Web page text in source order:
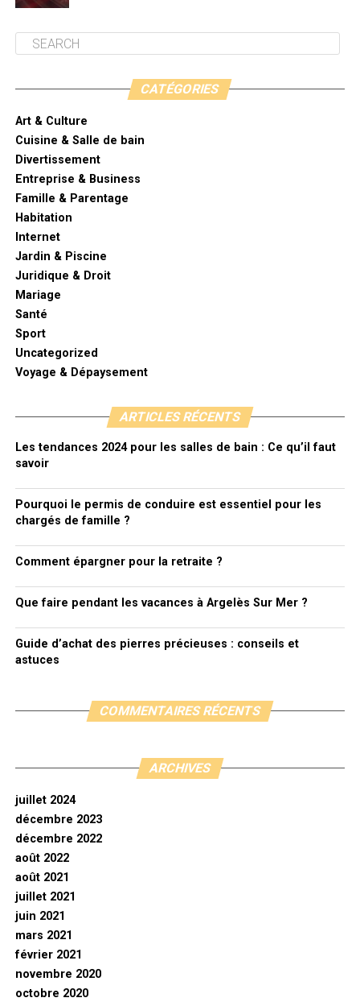
CATÉGORIES
Art & Culture
Cuisine & Salle de bain
Divertissement
Entreprise & Business
Famille & Parentage
Habitation
Internet
Jardin & Piscine
Juridique & Droit
Mariage
Santé
Sport
Uncategorized
Voyage & Dépaysement
ARTICLES RÉCENTS
Les tendances 2024 pour les salles de bain : Ce qu’il faut
savoir
Pourquoi le permis de conduire est essentiel pour les
chargés de famille ?
Comment épargner pour la retraite ?
Que faire pendant les vacances à Argelès Sur Mer ?
Guide d’achat des pierres précieuses : conseils et
astuces
COMMENTAIRES RÉCENTS
ARCHIVES
juillet 2024
décembre 2023
décembre 2022
août 2022
août 2021
juillet 2021
juin 2021
mars 2021
février 2021
novembre 2020
octobre 2020